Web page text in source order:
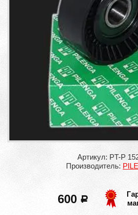
Артикул: PT-P
Производитель:
600 a